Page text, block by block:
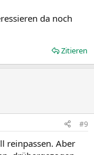
da noch
Zitieren
#9
reinpassen. Aber